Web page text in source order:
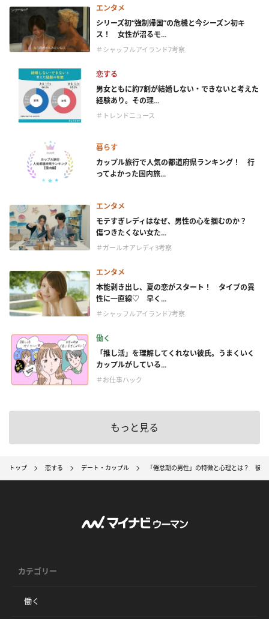
エンタメ
シリーズ初“強制帰国”の危機と今シーズン初キ
ス！ 女性が沼るモ...
＃シャッフルアイランド7考察
恋する
男女ともに約7割が結婚しない・できないと考えた
経験あり。その理...
＃トレンドニュース
暮らす
カップル旅行で人気の都道府県ランキング！ 行
ってよかった国内旅...
エンタメ
モテすぎレディはなぜ、男性の心を掴むのか？
傷つきたくない女た...
＃ガールオアレディ3考察
エンタメ
本能剥き出し、夏の恋がスタート！ タイプの異
性に一直線♡ 早く...
＃シャッフルアイランド7考察
働く
「推し活」を理解してくれない彼氏。うまくいく
カップルがしている...
＃お仕事ハック
もっと見る
トップ 恋する デート・カップル 「倦怠期の男性」の特徴と心理とは？ 彼
カテゴリー
働く